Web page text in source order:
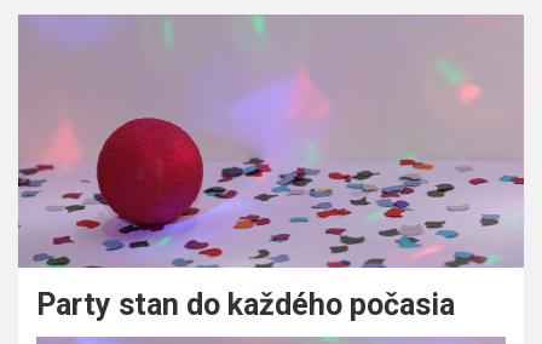
Party stan do každého počasia